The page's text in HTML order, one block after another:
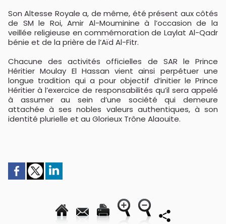
Son Altesse Royale a, de même, été présent aux côtés
de SM le Roi, Amir Al-Mouminine à l’occasion de la
veillée religieuse en commémoration de Laylat Al-Qadr
bénie et de la prière de l’Aïd Al-Fitr.
Chacune des activités officielles de SAR le Prince
Héritier Moulay El Hassan vient ainsi perpétuer une
longue tradition qui a pour objectif d’initier le Prince
Héritier à l’exercice de responsabilités qu’il sera appelé
à assumer au sein d’une société qui demeure
attachée à ses nobles valeurs authentiques, à son
identité plurielle et au Glorieux Trône Alaouite.